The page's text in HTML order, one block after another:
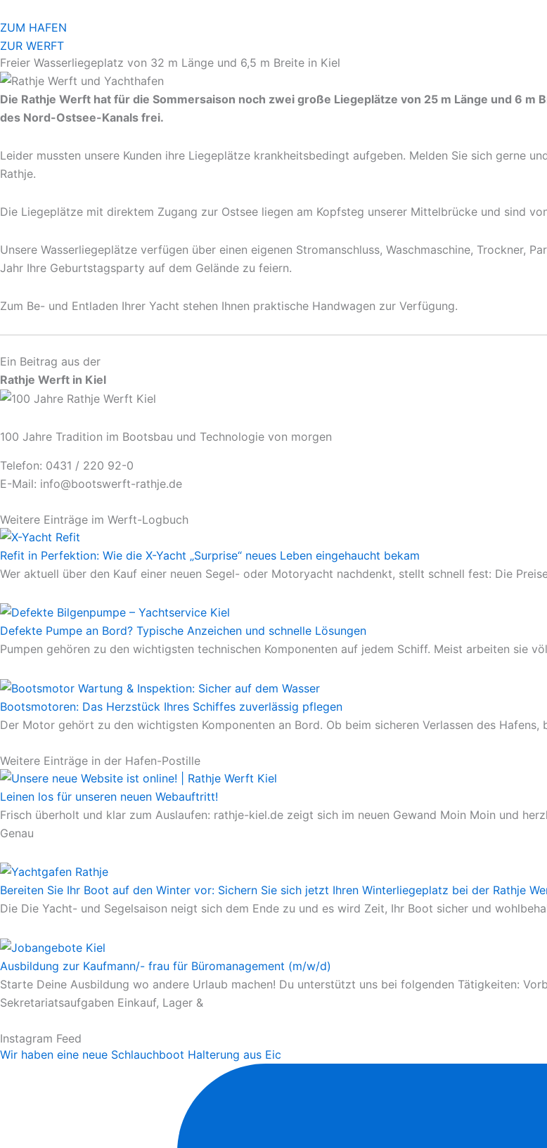
Inhalt
springen
ZUM HAFEN
ZUR WERFT
Freier Wasserliegeplatz von 32 m Länge und 6,5 m Breite in Kiel
Die Rathje Werft hat für die Sommersaison noch zwei große Liegeplätze von 25 m Länge und 6
des Nord-Ostsee-Kanals frei.
Leider mussten unsere Kunden ihre Liegeplätze krankheitsbedingt aufgeben. Melden Sie sich gerne
Rathje.
Die Liegeplätze mit direktem Zugang zur Ostsee liegen am Kopfsteg unserer Mittelbrücke und sind
Unsere Wasserliegeplätze verfügen über einen eigenen Stromanschluss, Waschmaschine, Trockner,
Jahr Ihre Geburtstagsparty auf dem Gelände zu feiern.
Zum Be- und Entladen Ihrer Yacht stehen Ihnen praktische Handwagen zur Verfügung.
Ein Beitrag aus der
Rathje Werft in Kiel
100 Jahre Tradition im Bootsbau und Technologie von morgen
Telefon: 0431 / 220 92-0
E-Mail: info@bootswerft-rathje.de
Weitere Einträge im Werft-Logbuch
Refit in Perfektion: Wie die X-Yacht „Surprise“ neues Leben eingehaucht bekam
Wer aktuell über den Kauf einer neuen Segel- oder Motoryacht nachdenkt, stellt schnell fest: Die
Defekte Pumpe an Bord? Typische Anzeichen und schnelle Lösungen
Pumpen gehören zu den wichtigsten technischen Komponenten auf jedem Schiff. Meist arbeiten sie
Bootsmotoren: Das Herzstück Ihres Schiffes zuverlässig pflegen
Der Motor gehört zu den wichtigsten Komponenten an Bord. Ob beim sicheren Verlassen des
Weitere Einträge in der Hafen-Postille
Leinen los für unseren neuen Webauftritt!
Frisch überholt und klar zum Auslaufen: rathje-kiel.de zeigt sich im neuen Gewand Moin Moin und
Genau
Bereiten Sie Ihr Boot auf den Winter vor: Sichern Sie sich jetzt Ihren Winterliegeplatz bei der Rathje
Die Die Yacht- und Segelsaison neigt sich dem Ende zu und es wird Zeit, Ihr Boot sicher und
Ausbildung zur Kaufmann/- frau für Büromanagement (m/w/d)
Starte Deine Ausbildung wo andere Urlaub machen! Du unterstützt uns bei folgenden Tätigkeiten:
Sekretariatsaufgaben Einkauf, Lager &
Instagram Feed
Wir haben eine neue Schlauchboot Halterung aus Eic